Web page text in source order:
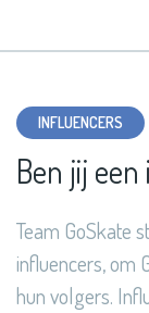
INFLUENCERS
Ben jij
Team GoSkate
influencers, om
hun volgers.